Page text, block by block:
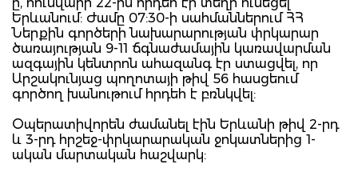
Երևանում: Ժամը 07:30-ի սահմաններում ՀՀ
Ներքին գործերի նախարարության փրկարար
ծառայության 9-11 ճգնաժամային կառավարման
ազգային կենտրոն ահազանգ էր ստացվել, որ
Արշակունյաց պողոտայի թիվ 56 հասցեում
գործող խանութում հրդեհ է բռնկվել:
Օպերատիվորեն ժամանել էին Երևանի թիվ 2-րդ
և 3-րդ հրշեջ-փրկարարական ջոկատներից 1-
ական մարտական հաշվարկ: